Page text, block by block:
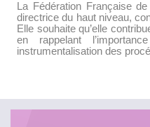
La Fédération Française
directrice du haut niveau,
Elle souhaite qu’elle
en rappelant
instrumentalisation des